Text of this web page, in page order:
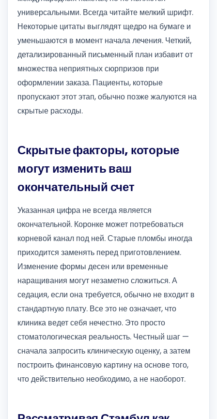
универсальными. Всегда читайте мелкий шрифт.
Некоторые цитаты выглядят щедро на бумаге и
уменьшаются в момент начала лечения. Четкий,
детализированный письменный план избавит от
множества неприятных сюрпризов при
оформлении заказа. Пациенты, которые
пропускают этот этап, обычно позже жалуются на
скрытые расходы.
Скрытые факторы, которые
могут изменить ваш
окончательный счет
Указанная цифра не всегда является
окончательной. Коронке может потребоваться
корневой канал под ней. Старые пломбы иногда
приходится заменять перед приготовлением.
Изменение формы десен или временные
наращивания могут незаметно сложиться. А
седация, если она требуется, обычно не входит в
стандартную плату. Все это не означает, что
клиника ведет себя нечестно. Это просто
стоматологическая реальность. Честный шаг —
сначала запросить клиническую оценку, а затем
построить финансовую картину на основе того,
что действительно необходимо, а не наоборот.